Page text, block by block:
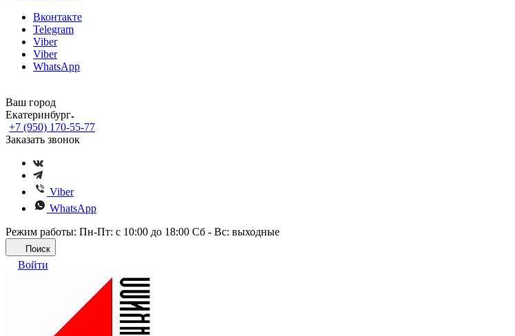
Вконтакте
Telegram
Viber
Viber
WhatsApp
Ваш город
Екатеринбург
+7 (950) 170-55-77
Заказать звонок
Viber
WhatsApp
Режим работы: Пн-Пт: с 10:00 до 18:00 Сб - Вс: выходные
Поиск
Войти